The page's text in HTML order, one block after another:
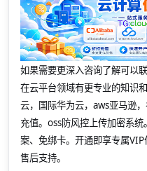
如果需要更深入咨询了解可以
在云平台领域有更专业的知识
云，国际华为云，aws亚马逊
充值。oss防风控上传加密系
案、免绑卡。开通即享专属
售后支持。